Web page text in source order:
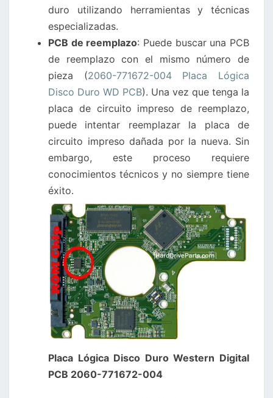
duro utilizando herramientas y técnicas
especializadas.
PCB de reemplazo: Puede buscar una PCB
de reemplazo con el mismo número de
pieza (2060-771672-004 Placa Lógica
Disco Duro WD PCB). Una vez que tenga la
placa de circuito impreso de reemplazo,
puede intentar reemplazar la placa de
circuito impreso dañada por la nueva. Sin
embargo, este proceso requiere
conocimientos técnicos y no siempre tiene
éxito.
Placa Lógica Disco Duro Western Digital
PCB 2060-771672-004